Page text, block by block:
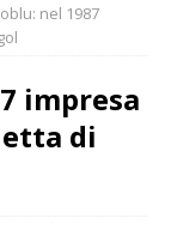
nel 1987
impresa
di